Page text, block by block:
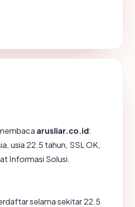
arusliar.co.id:
usia 22.5 tahun, SSL OK,
Informasi Solusi.
selama sekitar 22.5